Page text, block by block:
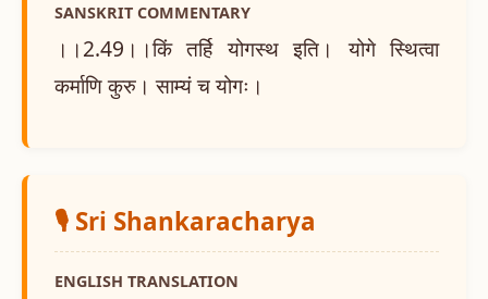
SANSKRIT COMMENTARY
।।2.49।।किं तर्हि योगस्थ इति। योगे स्थित्वा
कर्माणि कुरु। साम्यं च योगः।
🎙️ Sri Shankaracharya
ENGLISH TRANSLATION